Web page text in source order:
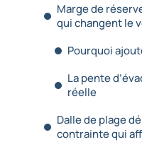
Marge de
qui changent le
Pourquoi
La pente
réelle
Dalle de plage
contrainte qui